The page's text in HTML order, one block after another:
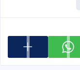
شارك على whatsapp عرض